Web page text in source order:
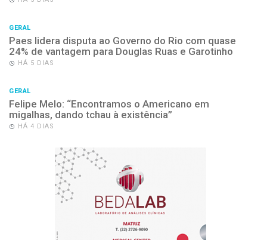
GERAL
Paes lidera disputa ao Governo do Rio com quase
24% de vantagem para Douglas Ruas e Garotinho
HÁ 5 DIAS
GERAL
Felipe Melo: “Encontramos o Americano em
migalhas, dando tchau à existência”
HÁ 4 DIAS